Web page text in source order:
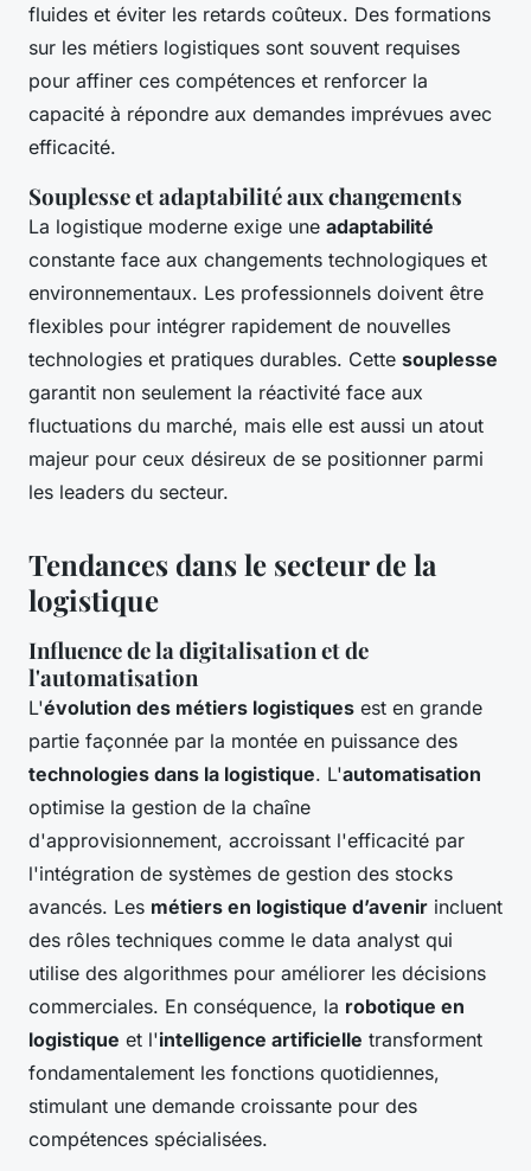
fluides et éviter les retards coûteux. Des formations
sur les métiers logistiques sont souvent requises
pour affiner ces compétences et renforcer la
capacité à répondre aux demandes imprévues avec
efficacité.
Souplesse et adaptabilité aux changements
La logistique moderne exige une adaptabilité
constante face aux changements technologiques et
environnementaux. Les professionnels doivent être
flexibles pour intégrer rapidement de nouvelles
technologies et pratiques durables. Cette souplesse
garantit non seulement la réactivité face aux
fluctuations du marché, mais elle est aussi un atout
majeur pour ceux désireux de se positionner parmi
les leaders du secteur.
Tendances dans le secteur de la
logistique
Influence de la digitalisation et de
l'automatisation
L'évolution des métiers logistiques est en grande
partie façonnée par la montée en puissance des
technologies dans la logistique. L'automatisation
optimise la gestion de la chaîne
d'approvisionnement, accroissant l'efficacité par
l'intégration de systèmes de gestion des stocks
avancés. Les métiers en logistique d’avenir incluent
des rôles techniques comme le data analyst qui
utilise des algorithmes pour améliorer les décisions
commerciales. En conséquence, la robotique en
logistique et l'intelligence artificielle transforment
fondamentalement les fonctions quotidiennes,
stimulant une demande croissante pour des
compétences spécialisées.